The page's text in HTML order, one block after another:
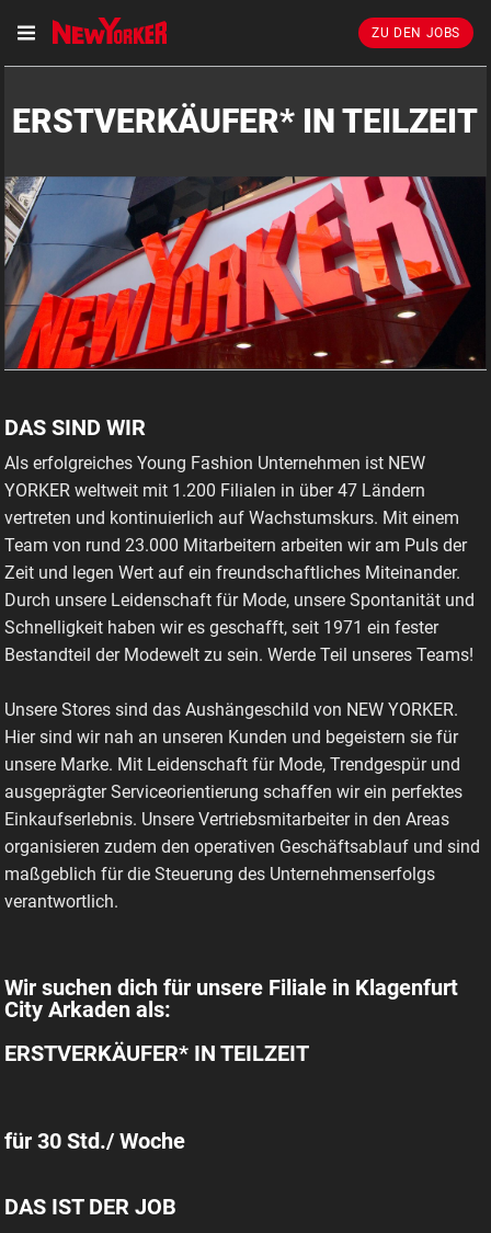
ZU DEN JOBS
ERSTVERKÄUFER* IN TEILZEIT
DAS SIND WIR
Als erfolgreiches Young Fashion Unternehmen ist NEW
YORKER weltweit mit 1.200 Filialen in über 47 Ländern
vertreten und kontinuierlich auf Wachstumskurs. Mit einem
Team von rund 23.000 Mitarbeitern arbeiten wir am Puls der
Zeit und legen Wert auf ein freundschaftliches Miteinander.
Durch unsere Leidenschaft für Mode, unsere Spontanität und
Schnelligkeit haben wir es geschafft, seit 1971 ein fester
Bestandteil der Modewelt zu sein. Werde Teil unseres Teams!
Unsere Stores sind das Aushängeschild von NEW YORKER.
Hier sind wir nah an unseren Kunden und begeistern sie für
unsere Marke. Mit Leidenschaft für Mode, Trendgespür und
ausgeprägter Serviceorientierung schaffen wir ein perfektes
Einkaufserlebnis. Unsere Vertriebsmitarbeiter in den Areas
organisieren zudem den operativen Geschäftsablauf und sind
maßgeblich für die Steuerung des Unternehmenserfolgs
verantwortlich.
Wir suchen dich für unsere Filiale in Klagenfurt
City Arkaden als:
ERSTVERKÄUFER* IN TEILZEIT
für 30 Std./ Woche
DAS IST DER JOB